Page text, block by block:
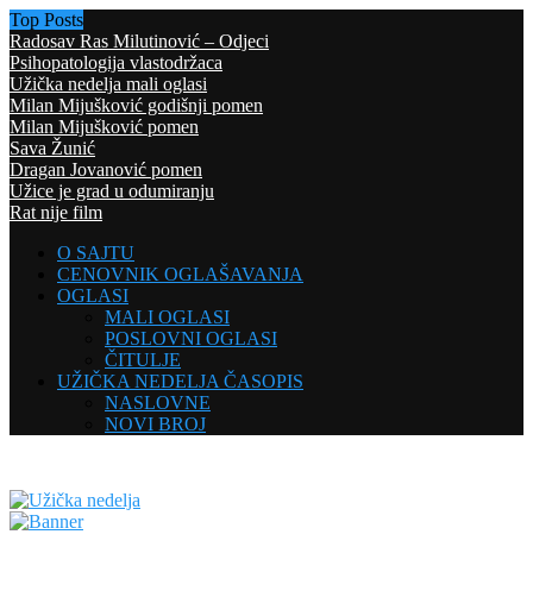
Top Posts
Radosav Ras Milutinović – Odjeci
Psihopatologija vlastodržaca
Užička nedelja mali oglasi
Milan Mijušković godišnji pomen
Milan Mijušković pomen
Sava Žunić
Dragan Jovanović pomen
Užice je grad u odumiranju
Rat nije film
O SAJTU
CENOVNIK OGLAŠAVANJA
OGLASI
MALI OGLASI
POSLOVNI OGLASI
ČITULJE
UŽIČKA NEDELJA ČASOPIS
NASLOVNE
NOVI BROJ